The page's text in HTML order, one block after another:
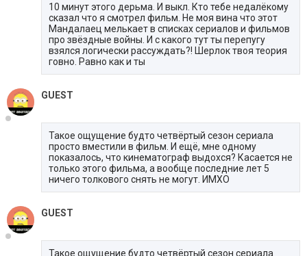
10 минут этого дерьма. И выкл. Кто тебе недалёкому
сказал что я смотрел фильм. Не моя вина что этот
Мандалаец мелькает в списках сериалов и фильмов
про звёздные войны. И с какого тут ты перепугу
взялся логически рассуждать?! Шерлок твоя теория
говно. Равно как и ты
GUEST
Такое ощущение будто четвёртый сезон сериала
просто вместили в фильм. И ещё, мне одному
показалось, что кинематограф выдохся? Касается не
только этого фильма, а вообще последние лет 5
ничего толкового снять не могут. ИМХО
GUEST
Такое ощущение будто четвёртый сезон сериала